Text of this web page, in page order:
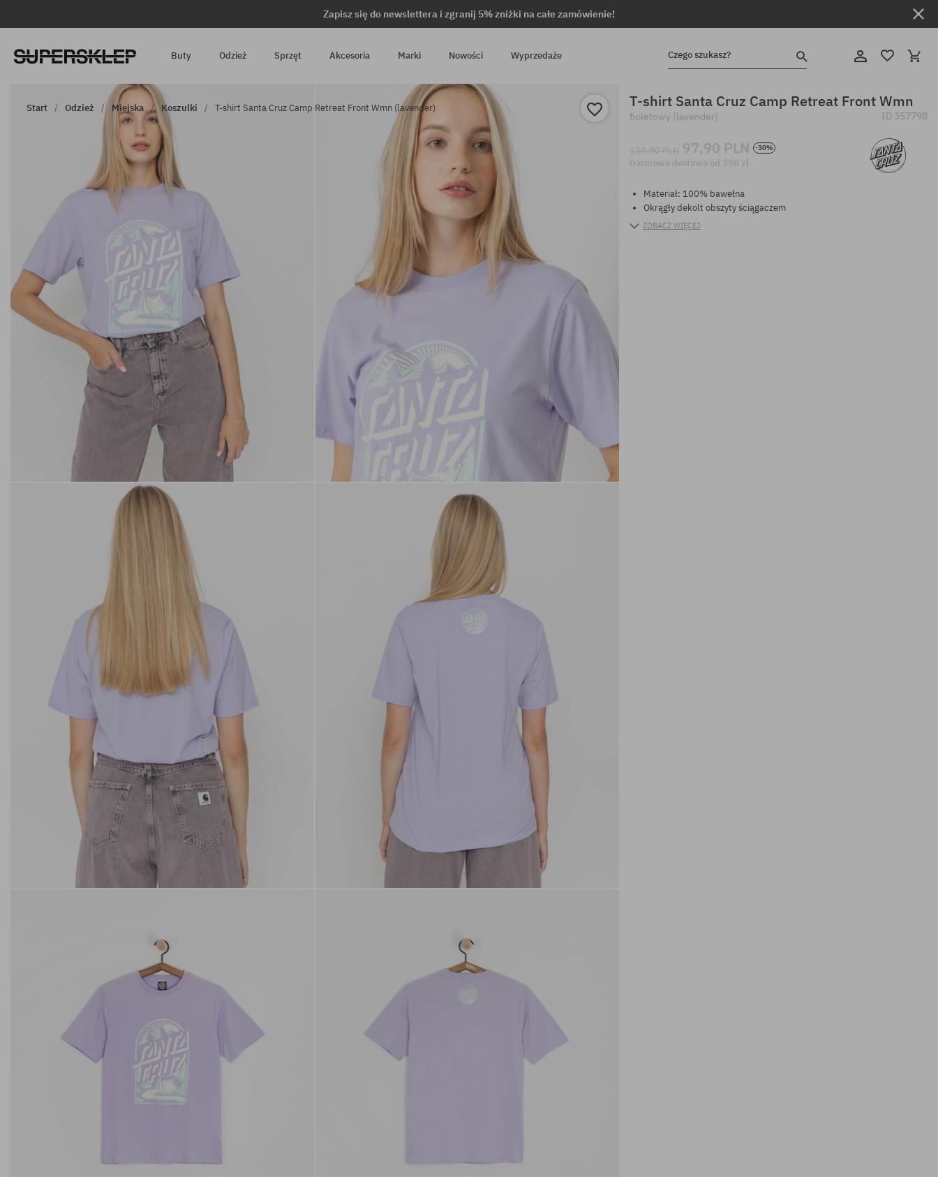
Zapisz się do newslettera i zgranij 5% zniżki na całe zamówienie!
Buty Odzież Sprzęt Akcesoria Marki Nowości Wyprzedaże Czego szukasz?
Start Odzież Miejska Koszulki T-shirt Santa Cruz Camp Retreat Front Wmn (lavender) T-shirt Santa Cruz Camp Retreat Front Wmn
fioletowy (lavender) ID 357798
139,90 PLN 97,90 PLN -30%
Darmowa dostawa od 350 zł
Materiał: 100% bawełna
Okrągły dekolt obszyty ściągaczem
ZOBACZ WIĘCEJ